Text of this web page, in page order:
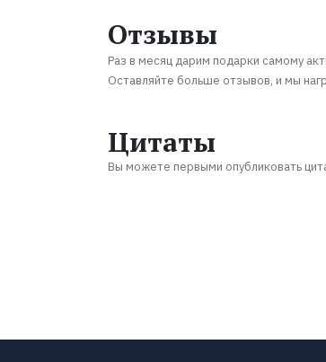
Отзывы
Раз в месяц дарим подарки самому
Оставляйте больше отзывов, и мы
Цитаты
Вы можете первыми опубликовать